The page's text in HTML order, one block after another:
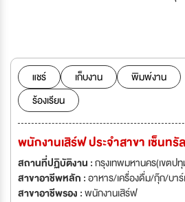
ต่อผู้บริโภค การบริการด้วยใจ เพราะร้านอา
ว่า ลูกค้าเปรียบเสมือนคนในครอบครัวที่เรามอ
ด้วยหัวใจอย่างแท้จริง ปัจจุบันร้านคำพูนมีจำน
2.สาขาเซ็นทรัล ลาดพร้าว 3.สาขาเซ็นทรัล พ
ลล์ 5.สาขาเซ็นทรัล เวสต์วิลล์ 6.สาขาฟิวเจอ
ดุสิต เซ็นทรัล พาร์ค 8.สาขาเซ็นทรัล เฟสติวัล
แชร์ เก็บงาน
พิมพ์งาน
ร้องเรียน
พนักงานเสิร์ฟ ประจำสาขา เซ็นทรั
สถานที่ปฏิบัติงาน :กรุงเทพมหานคร(เขตป
สาขาอาชีพหลัก :อาหาร/เครื่องดื่ม/กุ๊ก/บา
สาขาอาชีพรอง :พนักงานเสิร์ฟ